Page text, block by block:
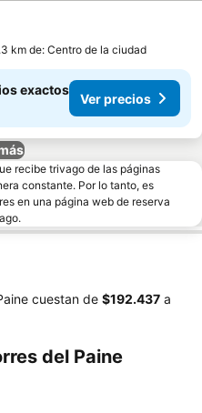
km de: Centro de la ciudad
exactos
Ver precios
recibe trivago de las páginas
constante. Por lo tanto, es
en una página web de reserva
cuestan de ‎$192.437 a
del Paine